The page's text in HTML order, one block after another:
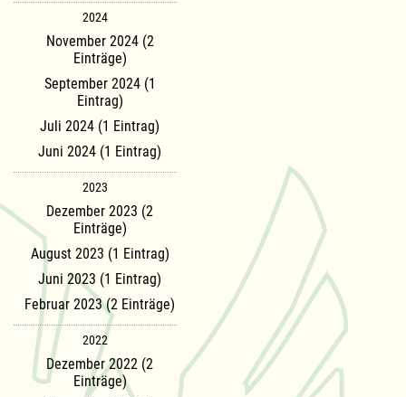
2024
November 2024 (2
Einträge)
September 2024 (1
Eintrag)
Juli 2024 (1 Eintrag)
Juni 2024 (1 Eintrag)
2023
Dezember 2023 (2
Einträge)
August 2023 (1 Eintrag)
Juni 2023 (1 Eintrag)
Februar 2023 (2 Einträge)
2022
Dezember 2022 (2
Einträge)